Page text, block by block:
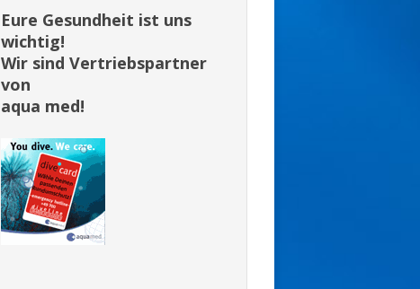
Eure Gesundheit ist uns
wichtig!
Wir sind Vertriebspartner
von
aqua med!